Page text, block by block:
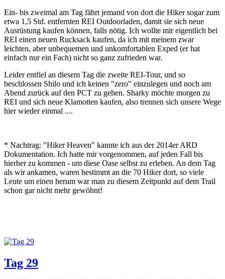
Ein- bis zweimal am Tag fährt jemand von dort die Hiker sogar zum
etwa 1,5 Std. entfernten REI Outdoorladen, damit sie sich neue
Ausrüstung kaufen können, falls nötig. Ich wollte mir eigentlich bei
REI einen neuen Rucksack kaufen, da ich mit meinem zwar
leichten, aber unbequemen und unkomfortablen Exped (er hat
einfach nur ein Fach) nicht so ganz zufrieden war.
Leider entfiel an diesem Tag die zweite REI-Tour, und so
beschlossen Shilo und ich keinen "zero" einzulegen und noch am
Abend zurück auf den PCT zu gehen. Sharky möchte morgen zu
REI und sich neue Klamotten kaufen, also trennen sich unsere Wege
hier wieder einmal ....
* Nachtrag: "Hiker Heaven" kannte ich aus der 2014er ARD
Dokumentation. Ich hatte mir vorgenommen, auf jeden Fall bis
hierher zu kommen - um diese Oase selbst zu erleben. An dem Tag
als wir ankamen, waren bestimmt an die 70 Hiker dort, so viele
Leute um einen herum war man zu diesem Zeitpunkt auf dem Trail
schon gar nicht mehr gewöhnt!
Tag 29